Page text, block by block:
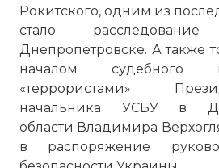
Рокитского, одним из
стало
Днепропетровске. А также
началом судебного
«террористами»
начальника УСБУ в
области Владимира
в распоряжение